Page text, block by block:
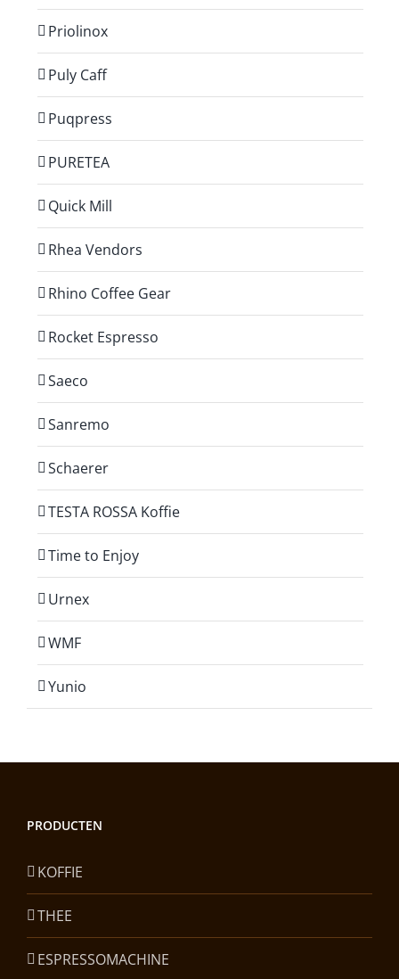
Priolinox
Puly Caff
Puqpress
PURETEA
Quick Mill
Rhea Vendors
Rhino Coffee Gear
Rocket Espresso
Saeco
Sanremo
Schaerer
TESTA ROSSA Koffie
Time to Enjoy
Urnex
WMF
Yunio
PRODUCTEN
KOFFIE
THEE
ESPRESSOMACHINE